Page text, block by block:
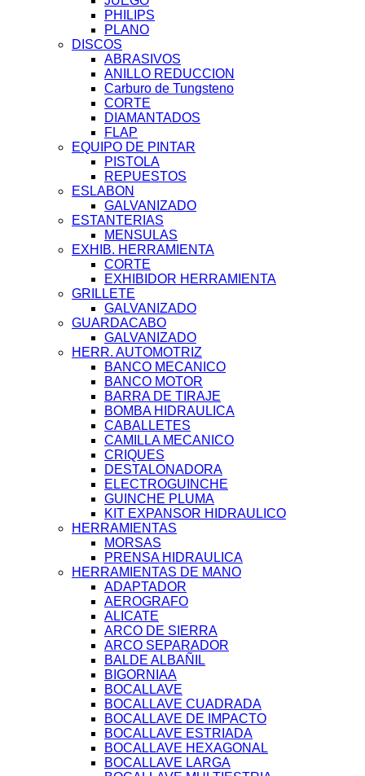
PHILIPS
PLANO
DISCOS
ABRASIVOS
ANILLO REDUCCION
Carburo de Tungsteno
CORTE
DIAMANTADOS
FLAP
EQUIPO DE PINTAR
PISTOLA
REPUESTOS
ESLABON
GALVANIZADO
ESTANTERIAS
MENSULAS
EXHIB. HERRAMIENTA
CORTE
EXHIBIDOR HERRAMIENTA
GRILLETE
GALVANIZADO
GUARDACABO
GALVANIZADO
HERR. AUTOMOTRIZ
BANCO MECANICO
BANCO MOTOR
BARRA DE TIRAJE
BOMBA HIDRAULICA
CABALLETES
CAMILLA MECANICO
CRIQUES
DESTALONADORA
ELECTROGUINCHE
GUINCHE PLUMA
KIT EXPANSOR HIDRAULICO
HERRAMIENTAS
MORSAS
PRENSA HIDRAULICA
HERRAMIENTAS DE MANO
ADAPTADOR
AEROGRAFO
ALICATE
ARCO DE SIERRA
ARCO SEPARADOR
BALDE ALBAÑIL
BIGORNIAA
BOCALLAVE
BOCALLAVE CUADRADA
BOCALLAVE DE IMPACTO
BOCALLAVE ESTRIADA
BOCALLAVE HEXAGONAL
BOCALLAVE LARGA